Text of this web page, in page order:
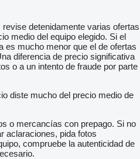
detenidamente varias ofertas
medio del equipo elegido. Si el
es mucho menor que el de ofertas
diferencia de precio significativa
o a un intento de fraude por parte
diste mucho del precio medio de
o mercancías con prepago. Si no
aclaraciones, pida fotos
compruebe la autenticidad de